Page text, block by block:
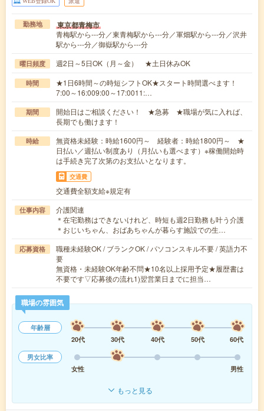
勤務地 東京都青梅市
青梅駅から---分／東青梅駅から---分／軍畑駅から---分／沢井
駅から---分／御嶽駅から---分
曜日頻度 週2日～5日OK（月～金） ★土日休みOK
時間
★1日6時間～の時短シフトOK★スタート時間選べます！
7:00～16:009:00～17:0011:…
期間
開始日はご相談ください！ ★急募 ★職場が気に入れば、
長期でも働けます！
時給
無資格未経験：時給1600円～ 経験者：時給1800円～ ★
日払い／週払い制度あり（月払いも選べます）※稼働開始時
は手続き完了次第のお支払いとなります。
交通費
交通費全額支給※規定有
仕事内容
介護関連
＊在宅勤務はできないけれど、時短も週2日勤務も叶う介護
＊おじいちゃん、おばあちゃんが暮らす施設での生…
応募資格
職種未経験OK / ブランクOK / パソコンスキル不要 / 英語力不
要
無資格・未経験OK年齢不問★10名以上採用予定★履歴書は
不要です▽応募後の流れ1)翌営業日までに担当…
職場の雰囲気
年齢層
20代
30代 40代 50代
60代
男女比率
女性
男性
もっと見る